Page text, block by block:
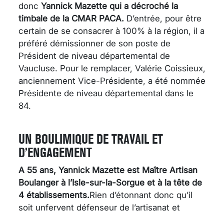
donc Yannick Mazette qui a décroché la
timbale de la CMAR PACA. D’entrée, pour être
certain de se consacrer à 100% à la région, il a
préféré démissionner de son poste de
Président de niveau départemental de
Vaucluse. Pour le remplacer, Valérie Coissieux,
anciennement Vice-Présidente, a été nommée
Présidente de niveau départemental dans le
84.
UN BOULIMIQUE DE TRAVAIL ET
D’ENGAGEMENT
A 55 ans, Yannick Mazette est Maître Artisan
Boulanger à l’Isle-sur-la-Sorgue et à la tête de
4 établissements.Rien d’étonnant donc qu’il
soit unfervent défenseur de l’artisanat et